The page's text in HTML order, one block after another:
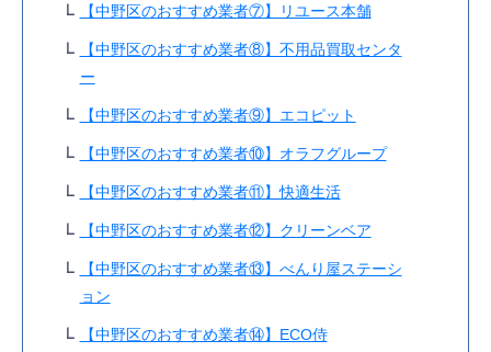
【中野区のおすすめ業者⑦】リユース本舗
【中野区のおすすめ業者⑧】不用品買取センタ
ー
【中野区のおすすめ業者⑨】エコピット
【中野区のおすすめ業者⑩】オラフグループ
【中野区のおすすめ業者⑪】快適生活
【中野区のおすすめ業者⑫】クリーンベア
【中野区のおすすめ業者⑬】べんり屋ステーシ
ョン
【中野区のおすすめ業者⑭】ECO侍